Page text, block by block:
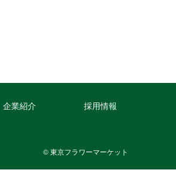
企業紹介 採用情報
© 東京フラワーマーケット